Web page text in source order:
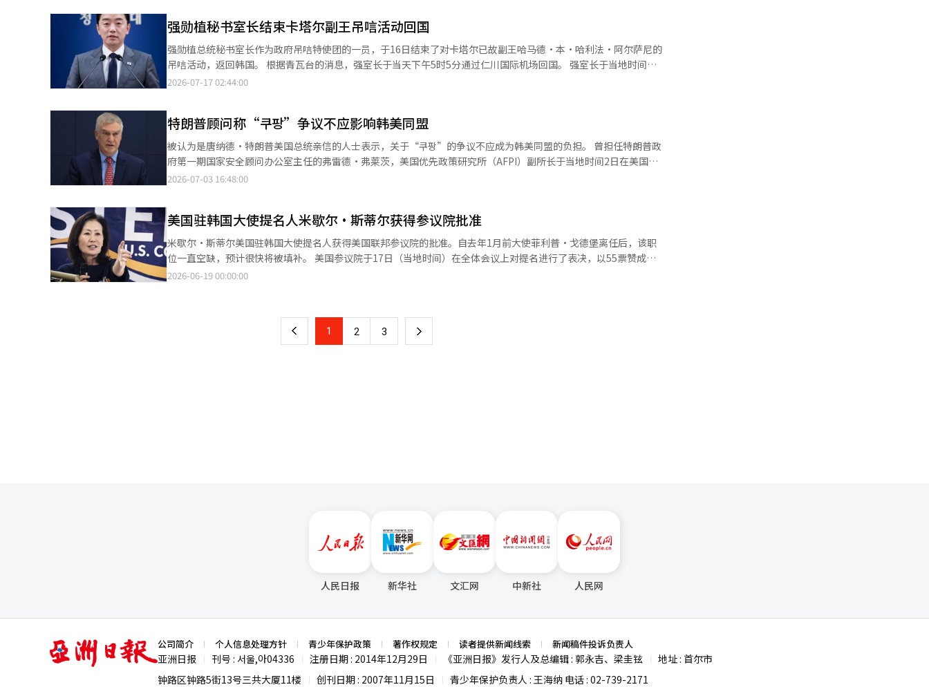
的空中加油机和预警控制机，以及俄罗斯的核轰炸机和反潜巡逻机。 专家认为，中俄在半岛周边展示联合作战能力，
意在对韩美日施加压力。 美海军最新无人侦察机飞行5至6小时 与此同时，美国海军的最新高空无人侦察机MQ-
4C“特里顿”于15日进入京畿道安山上空，并在江原道洪川进行了约5至6小时的往返飞行。 特里顿是美国战略侦察
资产，每架约价值3亿美元（约4000亿韩元），曾在霍尔木兹海峡和古巴上空运用过。 军事专家分析认为，此次长时
间飞行很可能是为了集中收集与朝鲜相关的信息。 安圭白部长的争议再度被提及 在此背景下，现任国防部长安圭白
人社交媒体公开，引发国防部的“非常遗憾”声明。 国防部当时指出，针对朝鲜SLBM威胁的军事训练需要一定程度
的保密，而在正式公布前的公开行为被视为问题。尽管如此，该训练仍按计划进行，韩美日的反潜联合训练也持续进
行。 舆论：国家形势不容乐观，担心战争 随着这一消息的传出，在线上对安全的担忧声音不断增加。 一位网友分析
称：“朝鲜在全面战争中维持紧张局势更有利可图。由于向俄罗斯提供武器和部队并获得经济利益，当前战争的可能
性较低，但局部挑衅和军事压力的可能性较高。” 另一些网友则表示：“即使不发生战争，也应该做好准备”，“朝
事行动的区域。预计此次措施将为平泽高德地区后续开发、高阳科技谷、首尔西北部城市整治项目等提供动力。 朝鲜
持续扩建战术道路与铁丝网 与此相对，朝鲜在军事分界线附近的国境化工作正在快速推进。 军方和专家分析指出，
朝鲜正在进行不毛化工作，建设约70公里的战术道路和约90公里的铁丝网，若以目前的速度，预计在2至3年内完成
国境化工作。 专家分析称，战术道路一旦完成，将大幅提升兵力和装备的移动能力。 中俄军机无通知进入KADIZ 早
在6月，中国和俄罗斯的十余架军用机在未事先通知的情况下进入韩国防空识别区(KADIZ)，并在东海和南海上空进行
机，以及俄罗斯的核轰炸机和反潜巡逻机等也参与了此次训练。 专家认为，中俄在半岛周边展示联合作战能力，意在
施压韩美日。 美海军最新无人侦察机飞行5至6小时 与此同时，美国海军的最新高空无人侦察机MQ-4C“特里顿”于
15日进入京畿道安山上空，往返飞行至江原道洪川，持续约5至6小时。 特里顿是美国的战略侦察资产，每架约价值3
亿美元（约合4000亿韩元），曾在霍尔木兹海峡和古巴上空运作过。 军事专家分析认为，此次长时间飞行很可能是
为了集中收集与朝鲜相关的信息。 安圭白部长的争议再被提及 在此背景下，现任国防部长安圭白的过去行为再次被
相关信息，曾受到国防部的“非常遗憾”的回应。 国防部当时指出，针对朝鲜SLBM威胁的军事训练需要一定程度的
保密，而在正式公布前的信息泄露被视为问题。然而，该训练按计划进行，韩美日的反潜联合训练也持续进行。 舆
论：国家形势不容乐观…担心会爆发战争 这一消息传出后，网络上对安全的担忧声音不断。 一位网友分析称：“朝
鲜比起全面战争，更倾向于维持紧张局势。由于向俄罗斯提供武器和兵力以获取经济利益，当前爆发战争的可能性较
低，但局部挑衅和军事压力的可能性较高。” 另一些网友则表示：“即使不发生战争，也应该做好准备”，“朝鲜在
强勋植秘书室长结束卡塔尔副王吊唁活动回国
强勋植总统秘书室长作为政府吊唁特使团的一员，于16日结束了对卡塔尔已故副王哈马德·本·哈利法·阿尔萨尼的
吊唁活动，返回韩国。 根据青瓦台的消息，强室长于当天下午5时5分通过仁川国际机场回国。 强室长于当地时间前
一天上午出席了在卡塔尔鲁赛尔宫举行的吊唁仪式，并向塔米姆国王表达了哀悼之情。 在强室长传达李在明总统的哀
国防部长兼副总理萨乌德·本·阿卜杜拉赫曼·本·哈桑·阿尔萨尼进行了会晤。 他评价哈马德副王以“卡塔尔国家
愿景2030”为象征的成就为2023年两国建立全面战略伙伴关系奠定了基础，并期待在两国领导人信任的基础上进一
步拓展合作的广度。 此次吊唁是应卡塔尔方面的请求进行的，通常在海湾国家国王去世时，政府委员或国会议员会被
派遣作为特使，而此次则是卡塔尔方面特别请求强室长作为特使。 强室长此前于4月访问卡塔尔等四国，确保原油等
能源供应链，并曾拜会塔米姆国王。 此外，青瓦台就美国总统唐纳德·特朗普提到与韩国的军舰建造合作可能性表
时间）于宾夕法尼亚州陆军战争大学举行的国防创新峰会上提到：“我们可能会考虑来自韩国和其他地区的一些企
业，并且会购买一些在地区外制造的船只。”※ 本报道经人工智能（AI）系统翻译与编辑。
2026-07-17 02:44:00
特朗普顾问称“쿠팡”争议不应影响韩美同盟
被认为是唐纳德·特朗普美国总统亲信的人士表示，关于“쿠팡”的争议不应成为韩美同盟的负担。 曾担任特朗普政
府第一期国家安全顾问办公室主任的弗雷德·弗莱茨，美国优先政策研究所（AFPI）副所长于当地时间2日在美国保
守媒体《新闻快讯》的专栏中，将美国众议院司法委员会关于“쿠팡”的报告称为“及时的警告”。 弗莱茨副所长对
和核能合作等方面取得了进展。”他进一步主张：“如果将相同的思路应用于贸易问题，将能进一步加强韩美同盟的
基础。” 此前，美国众议院司法委员会由共和党籍的吉姆·乔丹主席和斯科特·菲茨杰拉德监管改革小组主席联合发
布了中期报告。报告称，韩国政府对包括“쿠팡”在内的美国企业进行了差别性调查和监管。 韩国政府对此表示遗
憾，称报告反映了“쿠팡”方面的单方面主张，并指出与“쿠팡”相关的调查和措施是为了应对个人信息泄露和保护
消费者，依据国内法律进行，没有任何差别对待。※ 本报道经人工智能（AI）系统翻译与编辑。
2026-07-03 16:48:00
美国驻韩国大使提名人米歇尔·斯蒂尔获得参议院批准
米歇尔·斯蒂尔美国驻韩国大使提名人获得美国联邦参议院的批准。自去年1月前大使菲利普·戈德堡离任后，该职
位一直空缺，预计很快将被填补。 美国参议院于17日（当地时间）在全体会议上对提名进行了表决，以55票赞成、
39票反对通过了该提名。斯蒂尔提名人在获得唐纳德·特朗普总统的任命后，将前往韩国履职。 他将成为继成金大
朗普总统的提名，并于上个月通过了参议院的确认听证会。在听证会上，他提出了加强韩美同盟和改善在韩国运营的
美国企业的商业环境作为主要任务。 他表示，将在上任后检查韩国对美国的投资承诺和非关税壁垒。非关税壁垒是指
虽然没有关税，但对外国企业进入市场或经营造成困难的法规和制度。因此，预计美国驻韩国大使馆在他上任后将同
2026-06-19 00:00:00
上 1 2 3 下
人民日报 新华社 文汇网 中新社 人民网
亚
洲
日
公司简介 个人信息处理方针 青少年保护政策 著作权规定 读者提供新闻线索 新闻稿件投诉负责人
亚洲日报 刊号 : 서울,아04336 注册日期 : 2014年12月29日 《亚洲日报》发行人及总编辑 : 郭永吉、梁圭铉
地址 : 首尔市
钟路区钟路5街13号三共大厦11楼
创刊日期 : 2007年11月15日 青少年保护负责人 : 王海纳 电话 : 02-739-2171